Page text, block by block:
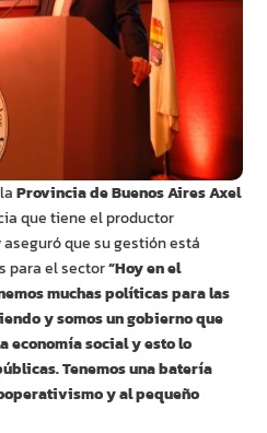
Provincia de Buenos Aires Axel
que tiene el productor
que su gestión está
para el sector“Hoy en el
muchas políticas para las
y somos un gobierno que
economía social y esto lo
Tenemos una batería
y al pequeño